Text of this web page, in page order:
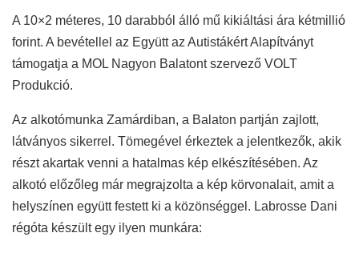
A 10×2 méteres, 10 darabból álló mű kikiáltási ára kétmillió
forint. A bevétellel az Együtt az Autistákért Alapítványt
támogatja a MOL Nagyon Balatont szervező VOLT
Produkció.
Az alkotómunka Zamárdiban, a Balaton partján zajlott,
látványos sikerrel. Tömegével érkeztek a jelentkezők, akik
részt akartak venni a hatalmas kép elkészítésében. Az
alkotó előzőleg már megrajzolta a kép körvonalait, amit a
helyszínen együtt festett ki a közönséggel. Labrosse Dani
régóta készült egy ilyen munkára: